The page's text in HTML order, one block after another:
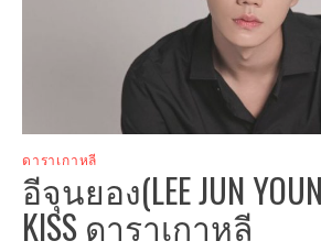
ดาราเกาหลี
อีจุนยอง(LEE JUN
KISS ดาราเกาหลี